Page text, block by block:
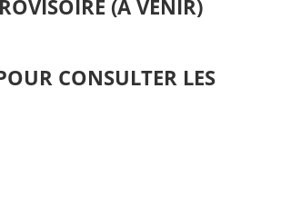
(À VENIR)
CONSULTER LES